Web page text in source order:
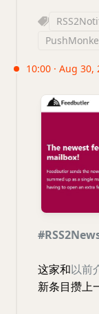
10:00 · Aug 30,
这家和以前
新条目攒上